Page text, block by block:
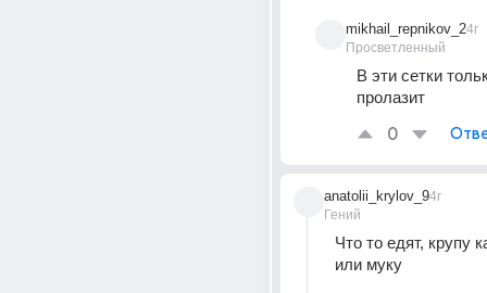
mikhail_repnikov_2
Просветленный
4г
В эти сетки
пролазит
0
anatolii_krylov_9
Гений
4г
Что то едят, крупу
или муку